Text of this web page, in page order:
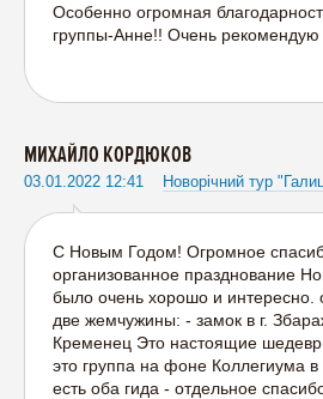
Особенно огромная
группы-Анне!! Очень рекомендую
МИХАЙЛО КОРДЮКОВ
03.01.2022 12:41 Новорічний тур
С Новым Годом! Огромное
организованное празднование
было очень хорошо и интересно.
две жемчужины: - замок в г.
Кременец Это настоящие
это группа на фоне Коллегиума
есть оба гида - отдельное